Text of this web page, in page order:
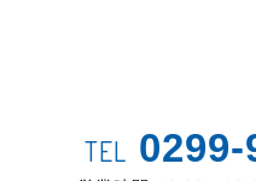
TEL 0299-